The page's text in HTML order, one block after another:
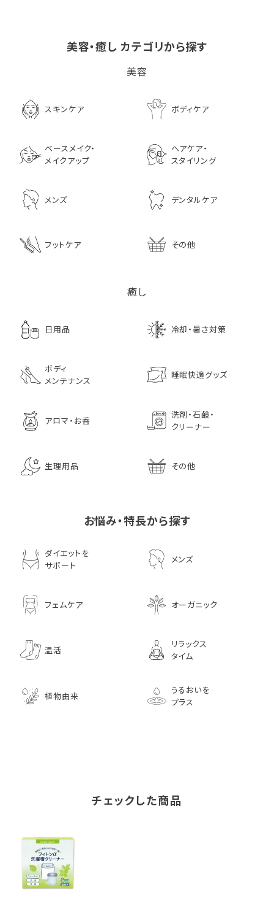
LPLP（ルプルプ） エッ
センスカラートリートメン
美容・癒し カテゴリから探す
美容
スキンケア ボディケア
ベースメイク・
メイクアップ
ヘアケア・
スタイリング
メンズ デンタルケア
フットケア その他
癒し
日用品 冷却・暑さ対策
ボディ
メンテナンス
睡眠快適グッズ
アロマ・お香
洗剤・石鹸・
クリーナー
生理用品 その他
お悩み・特長から探す
ダイエットを
サポート
メンズ
フェムケア オーガニック
温活
リラックス
タイム
植物由来
うるおいを
プラス
チェックした商品